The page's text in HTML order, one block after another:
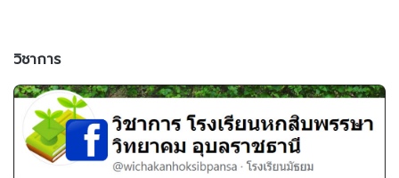
วิชาการ